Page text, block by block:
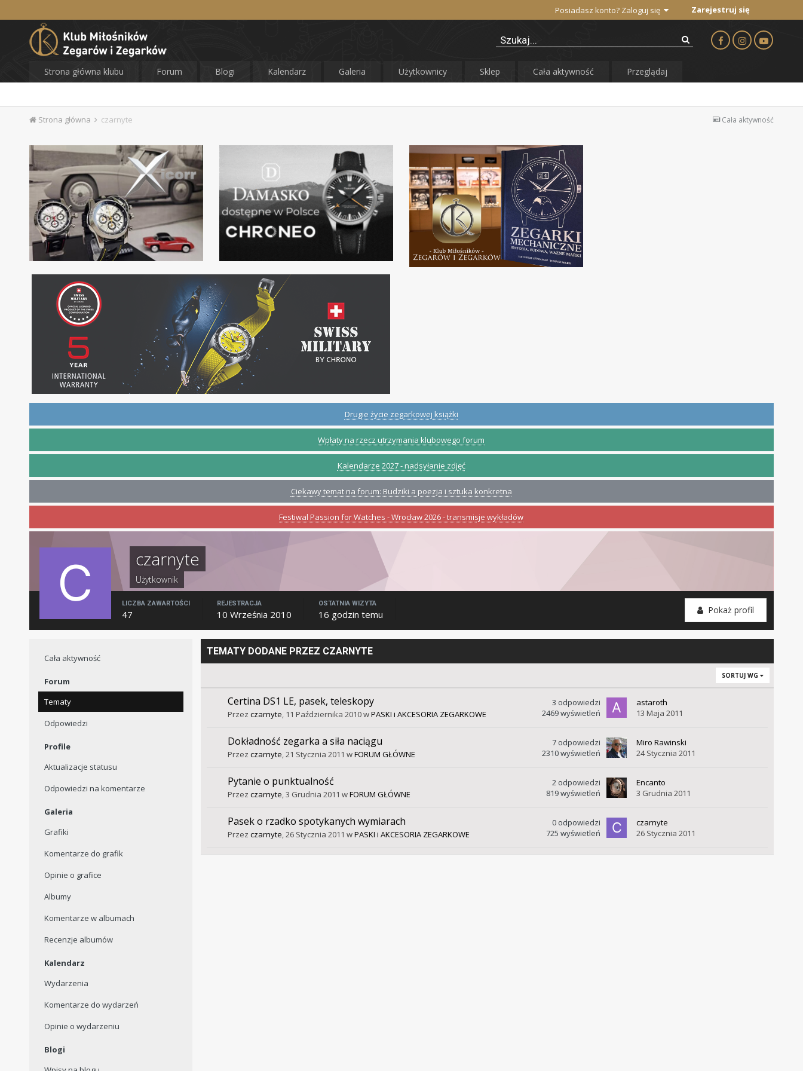
Posiadasz konto? Zaloguj się Zarejestruj się
Strona główna klubu Forum Blogi Kalendarz Galeria Użytkownicy Sklep Cała aktywność Przeglądaj
Cała aktywność
Strona główna czarnyte
Drugie życie zegarkowej książki
Wpłaty na rzecz utrzymania klubowego forum
Kalendarze 2027 - nadsyłanie zdjęć
Ciekawy temat na forum: Budziki a poezja i sztuka konkretna
Festiwal Passion for Watches - Wrocław 2026 - transmisje wykładów
czarnyte
Użytkownik
Pokaż profil
LICZBA ZAWARTOŚCI
47
REJESTRACJA
10 Września 2010
OSTATNIA WIZYTA
16 godzin temu
Cała aktywność
Forum
Tematy
Odpowiedzi
Profile
Aktualizacje statusu
Odpowiedzi na komentarze
Galeria
Grafiki
Komentarze do grafik
Opinie o grafice
Albumy
Komentarze w albumach
Recenzje albumów
Kalendarz
Wydarzenia
Komentarze do wydarzeń
Opinie o wydarzeniu
Blogi
TEMATY DODANE PRZEZ CZARNYTE
SORTUJ WG
Certina DS1 LE, pasek, teleskopy
Przez czarnyte, 11 Października 2010wPASKI i AKCESORIA ZEGARKOWE
3 odpowiedzi
2469wyświetleń
astaroth
13 Maja 2011
Dokładność zegarka a siła naciągu
Przez czarnyte,21 Stycznia 2011 wFORUM GŁÓWNE
7 odpowiedzi
2310wyświetleń
Miro Rawinski
24 Stycznia 2011
Pytanie o punktualność
Przez czarnyte,3 Grudnia 2011 wFORUM GŁÓWNE
2 odpowiedzi
819wyświetleń
Encanto
3 Grudnia 2011
Pasek o rzadko spotykanych wymiarach
Przez czarnyte,26 Stycznia 2011 wPASKI i AKCESORIA ZEGARKOWE
0 odpowiedzi
725 wyświetleń
czarnyte
26 Stycznia 2011